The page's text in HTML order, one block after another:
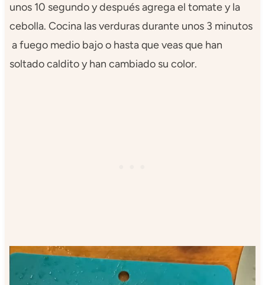
unos 10 segundo y después agrega el tomate y la
cebolla. Cocina las verduras durante unos 3 minutos
a fuego medio bajo o hasta que veas que han
soltado caldito y han cambiado su color.